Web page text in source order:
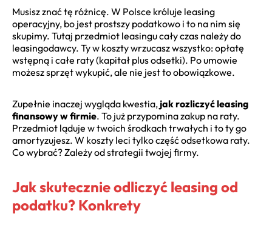
Musisz znać tę różnicę. W Polsce króluje leasing
operacyjny, bo jest prostszy podatkowo i to na nim się
skupimy. Tutaj przedmiot leasingu cały czas należy do
leasingodawcy. Ty w koszty wrzucasz wszystko: opłatę
wstępną i całe raty (kapitał plus odsetki). Po umowie
możesz sprzęt wykupić, ale nie jest to obowiązkowe.
Zupełnie inaczej wygląda kwestia, jak rozliczyć leasing
finansowy w firmie. To już przypomina zakup na raty.
Przedmiot ląduje w twoich środkach trwałych i to ty go
amortyzujesz. W koszty leci tylko część odsetkowa raty.
Co wybrać? Zależy od strategii twojej firmy.
Jak skutecznie odliczyć leasing od
podatku? Konkrety